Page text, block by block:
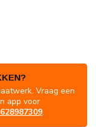
Vraag een
app voor
.